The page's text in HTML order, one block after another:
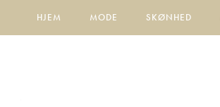
HJEM MODE SKØNHED